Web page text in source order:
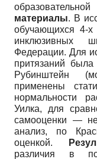
материалы. В
обучающихся 4-
инклюзивных
Федерации. Для
притязаний
Рубинштейн
применены
нормальности
Уилка, для
самооценки —
анализ, по
оценкой.
различия в